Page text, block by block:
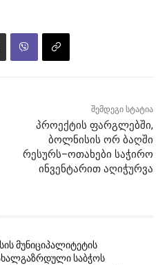
შემდეგი სტატია
პროექტის ფარგლებში,
ბოლნისის ორ ბაღში
რესურს–ოთახები საჭირო
ინვენტარით აღიჭურვა
მუნიციპალიტეტის
საბჭოს